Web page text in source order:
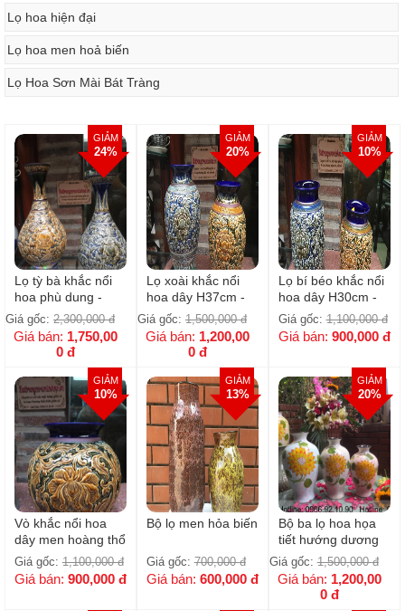
Lọ hoa hiện đại
Lọ hoa men hoả biến
Lọ Hoa Sơn Mài Bát Tràng
GIẢM
24%
Lọ tỳ bà khắc nổi
hoa phù dung -
H48cm ; D22cm
Giá gốc: 2,300,000 đ
Giá bán: 1,750,00
0 đ
GIẢM
20%
Lọ xoài khắc nổi
hoa dây H37cm -
D23cm / Gốm sứ
Bát Tràng /
0966921090 (Giá
Giá gốc: 1,500,000 đ
Giá bán: 1,200,00
0 đ
GIẢM
10%
Lọ bí béo khắc nổi
hoa dây H30cm -
D20cm cao cấp
Bát Tràng men
Hoàng Thổ
Giá gốc:1,100,000 đ
Giá bán: 900,000 đ
GIẢM
10%
Vò khắc nổi hoa
dây men hoàng thổ
cao 25cm rộng
23cm ( Giá cho 1
bình )
Giá gốc: 1,100,000 đ
Giá bán: 900,000 đ
GIẢM
13%
Bộ lọ men hỏa biến
Giá gốc:700,000 đ
Giá bán: 600,000 đ
GIẢM
20%
Bộ ba lọ hoa họa
tiết hướng dương
Giá gốc:1,500,000 đ
Giá bán: 1,200,00
0 đ